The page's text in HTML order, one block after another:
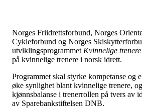
Norges Friidrettsforbund, Norges
Cykleforbund og Norges
utviklingsprogrammet Kvinnelige
på kvinnelige trenere i norsk idrett.
Programmet skal styrke kompetanse og
øke synlighet blant kvinnelige trenere,
kjønnsbalanse i trenerrollen på tvers av
av Sparebankstiftelsen DNB.